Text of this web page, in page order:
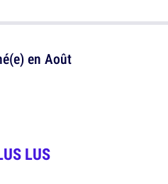
en Août
LUS